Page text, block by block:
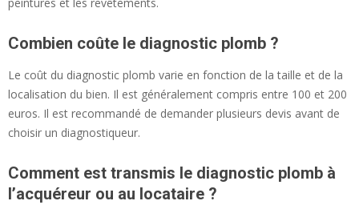
peintures et les revêtements.
Combien coûte le diagnostic plomb ?
Le coût du diagnostic plomb varie en fonction de la taille et de la
localisation du bien. Il est généralement compris entre 100 et 200
euros. Il est recommandé de demander plusieurs devis avant de
choisir un diagnostiqueur.
Comment est transmis le diagnostic plomb à
l’acquéreur ou au locataire ?